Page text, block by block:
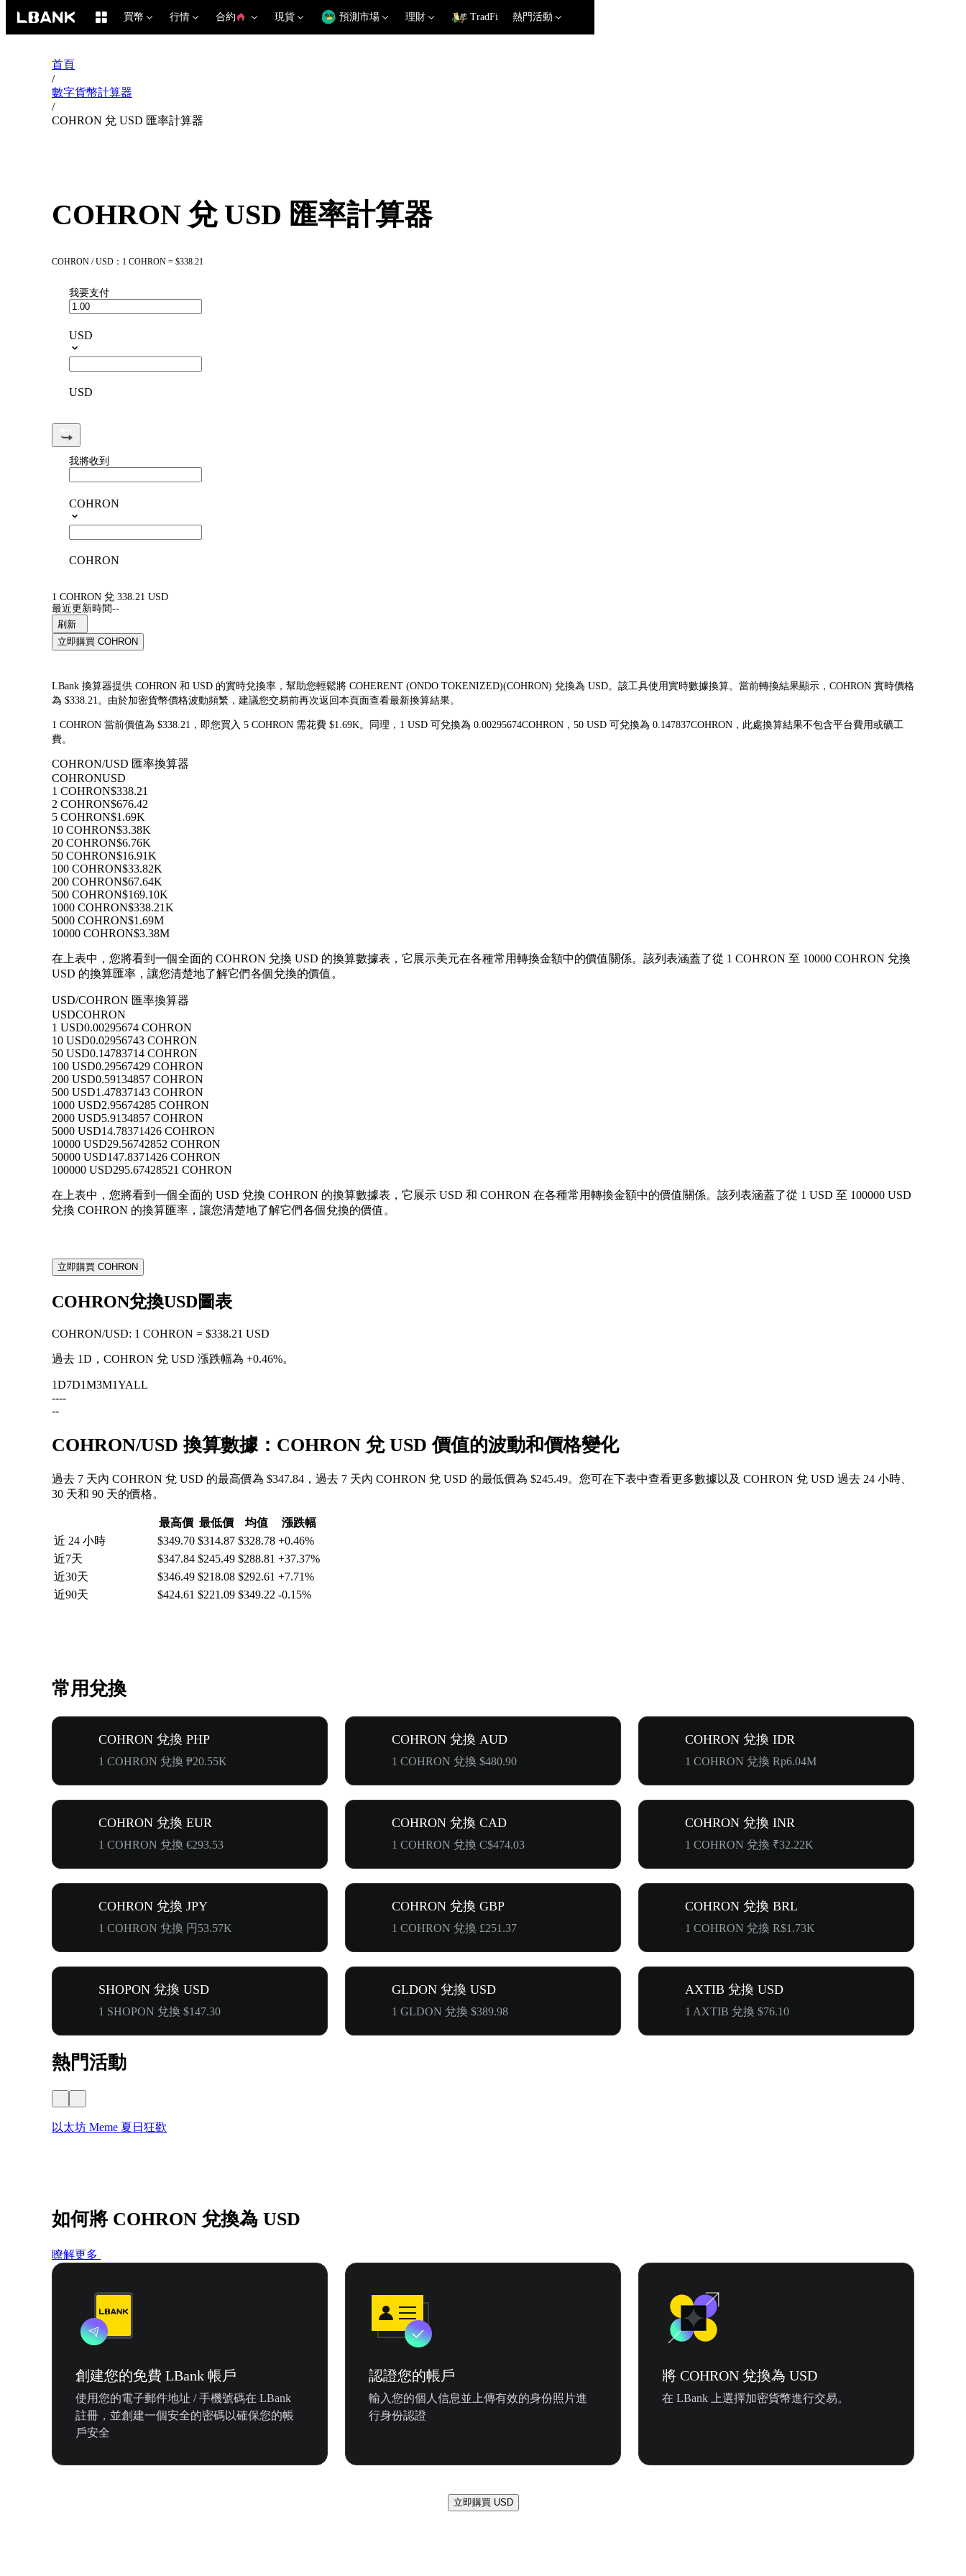
買幣 行情 合約 現貨 預測市場 理財 TradFi 熱門活動
首頁
/
數字貨幣計算器
/
COHRON 兌 USD 匯率計算器
COHRON 兌 USD 匯率計算器
COHRON / USD：1 COHRON = $338.21
我要支付
USD
USD
我將收到
COHRON
COHRON
1 COHRON 兌 338.21 USD
最近更新時間--
刷新
立即購買 COHRON
LBank 換算器提供 COHRON 和 USD 的實時兌換率，幫助您輕鬆將 COHERENT (ONDO TOKENIZED)(COHRON) 兌換為 USD。該工具使用實時數據換算。當前轉換結果顯示，COHRON 實時價格
為 $338.21。由於加密貨幣價格波動頻繁，建議您交易前再次返回本頁面查看最新換算結果。
1 COHRON 當前價值為 $338.21，即您買入 5 COHRON 需花費 $1.69K。同理，1 USD 可兌換為 0.00295674COHRON，50 USD 可兌換為 0.147837COHRON，此處換算結果不包含平台費用或礦工
費。
COHRON/USD 匯率換算器
COHRONUSD
1 COHRON$338.21
2 COHRON$676.42
5 COHRON$1.69K
10 COHRON$3.38K
20 COHRON$6.76K
50 COHRON$16.91K
100 COHRON$33.82K
200 COHRON$67.64K
500 COHRON$169.10K
1000 COHRON$338.21K
5000 COHRON$1.69M
10000 COHRON$3.38M
在上表中，您將看到一個全面的 COHRON 兌換 USD 的換算數據表，它展示美元在各種常用轉換金額中的價值關係。該列表涵蓋了從 1 COHRON 至 10000 COHRON 兌換
USD 的換算匯率，讓您清楚地了解它們各個兌換的價值。
USD/COHRON 匯率換算器
USDCOHRON
1 USD0.00295674 COHRON
10 USD0.02956743 COHRON
50 USD0.14783714 COHRON
100 USD0.29567429 COHRON
200 USD0.59134857 COHRON
500 USD1.47837143 COHRON
1000 USD2.95674285 COHRON
2000 USD5.9134857 COHRON
5000 USD14.78371426 COHRON
10000 USD29.56742852 COHRON
50000 USD147.8371426 COHRON
100000 USD295.67428521 COHRON
在上表中，您將看到一個全面的 USD 兌換 COHRON 的換算數據表，它展示 USD 和 COHRON 在各種常用轉換金額中的價值關係。該列表涵蓋了從 1 USD 至 100000 USD
兌換 COHRON 的換算匯率，讓您清楚地了解它們各個兌換的價值。
立即購買 COHRON
COHRON兌換USD圖表
COHRON/USD: 1 COHRON = $338.21 USD
過去 1D，COHRON 兌 USD 漲跌幅為 +0.46%。
1D7D1M3M1YALL
----
--
COHRON/USD 換算數據：COHRON 兌 USD 價值的波動和價格變化
過去 7 天內 COHRON 兌 USD 的最高價為 $347.84，過去 7 天內 COHRON 兌 USD 的最低價為 $245.49。您可在下表中查看更多數據以及 COHRON 兌 USD 過去 24 小時、
30 天和 90 天的價格。
最高價 最低價 均值
漲跌幅
近 24 小時
$349.70 $314.87 $328.78 +0.46%
近7天
$347.84 $245.49 $288.81 +37.37%
近30天
$346.49 $218.08 $292.61 +7.71%
近90天
$424.61 $221.09 $349.22 -0.15%
常用兌換
COHRON 兌換 PHP
1 COHRON 兌換 ₱20.55K
COHRON 兌換 AUD
1 COHRON 兌換 $480.90
COHRON 兌換 IDR
1 COHRON 兌換 Rp6.04M
COHRON 兌換 EUR
1 COHRON 兌換 €293.53
COHRON 兌換 CAD
1 COHRON 兌換 C$474.03
COHRON 兌換 INR
1 COHRON 兌換 ₹32.22K
COHRON 兌換 JPY
1 COHRON 兌換 円53.57K
COHRON 兌換 GBP
1 COHRON 兌換 £251.37
COHRON 兌換 BRL
1 COHRON 兌換 R$1.73K
SHOPON 兌換 USD
1 SHOPON 兌換 $147.30
GLDON 兌換 USD
1 GLDON 兌換 $389.98
AXTIB 兌換 USD
1 AXTIB 兌換 $76.10
熱門活動
以太坊 Meme 夏日狂歡
如何將 COHRON 兌換為 USD
瞭解更多
創建您的免費 LBank 帳戶
使用您的電子郵件地址 / 手機號碼在 LBank
註冊，並創建一個安全的密碼以確保您的帳
戶安全
認證您的帳戶
輸入您的個人信息並上傳有效的身份照片進
行身份認證
將 COHRON 兌換為 USD
在 LBank 上選擇加密貨幣進行交易。
立即購買 USD